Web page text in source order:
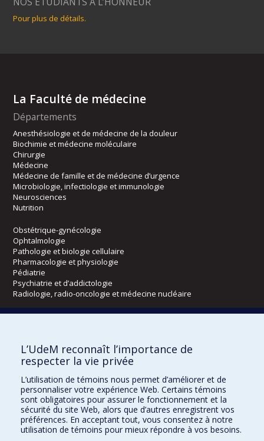
Pour plus de détails.
La Faculté de médecine
Départements
Anesthésiologie et de médecine de la douleur
Biochimie et médecine moléculaire
Chirurgie
Médecine
Médecine de famille et de médecine d’urgence
Microbiologie, infectiologie et immunologie
Neurosciences
Nutrition
Obstétrique-gynécologie
Ophtalmologie
Pathologie et biologie cellulaire
Pharmacologie et physiologie
Pédiatrie
Psychiatrie et d’addictologie
Radiologie, radio-oncologie et médecine nucléaire
Kinésiologie et des sciences de l’activité physique
Orthophonie et audiologie
Directions
DPC
CPASS
L’UdeM reconnaît l’importance de
respecter la vie privée
L’utilisation de témoins nous permet d’améliorer et de
personnaliser votre expérience Web. Certains témoins
sont obligatoires pour assurer le fonctionnement et la
sécurité du site Web, alors que d’autres enregistrent vos
préférences. En acceptant tout, vous consentez à notre
utilisation de témoins pour mieux répondre à vos besoins.